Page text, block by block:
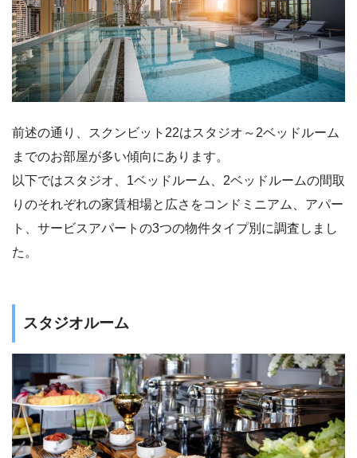
前述の通り、スクンビット22はスタジオ～2ベッドルーム
までのお部屋が多い傾向にあります。
以下ではスタジオ、1ベッドルーム、2ベッドルームの間取
りのそれぞれの家賃相場と広さをコンドミニアム、アパー
ト、サービスアパートの3つの物件タイプ別に調査しまし
た。
スタジオルーム